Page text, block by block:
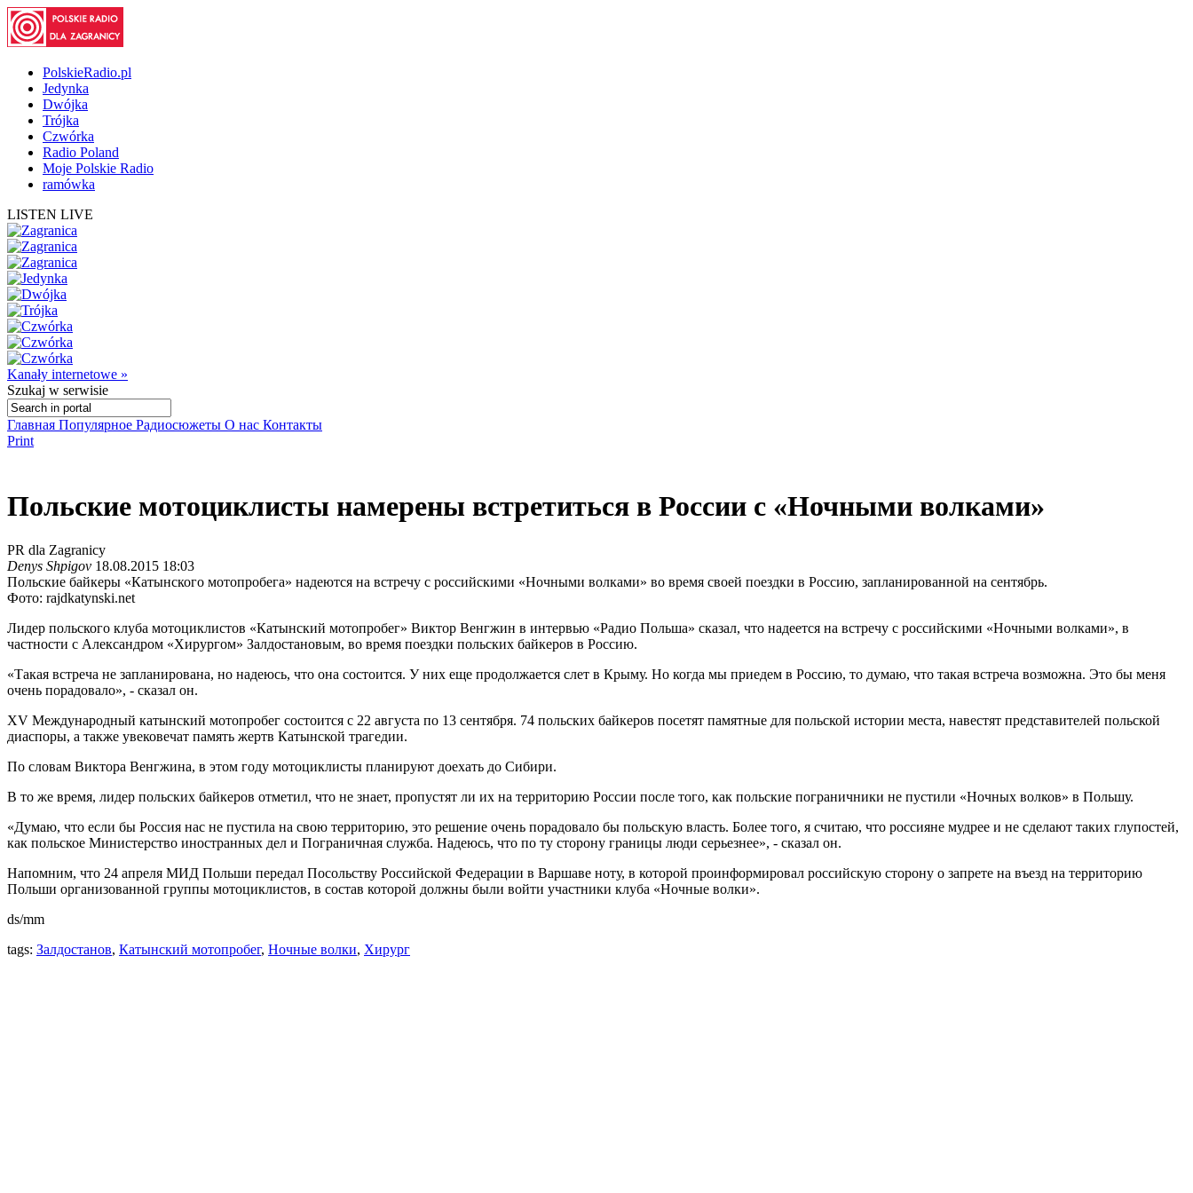
PolskieRadio.pl
Jedynka
Dwójka
Trójka
Czwórka
Radio Poland
Moje Polskie Radio
ramówka
LISTEN LIVE
Kanały internetowe »
Szukaj w serwisie
Главная Популярное Радиосюжеты О нас Контакты
Print
Польские мотоциклисты намерены встретиться в России c «Ночными волками»
PR dla Zagranicy
Denys Shpigov 18.08.2015 18:03
Польские байкеры «Катынского мотопробега» надеются на встречу с российскими «Ночными волками» во время своей поездки в Россию, запланированной на сентябрь.
Фото: rajdkatynski.net
Лидер польского клуба мотоциклистов «Катынский мотопробег» Виктор Венгжин в интервью «Радио Польша» сказал, что надеется на встречу с российскими «Ночными волками», в
частности с Александром «Хирургом» Залдостановым, во время поездки польских байкеров в Россию.
«Такая встреча не запланирована, но надеюсь, что она состоится. У них еще продолжается слет в Крыму. Но когда мы приедем в Россию, то думаю, что такая встреча возможна. Это бы меня
очень порадовало», - сказал он.
XV Международный катынский мотопробег состоится с 22 августа по 13 сентября. 74 польских байкеров посетят памятные для польской истории места, навестят представителей польской
диаспоры, а также увековечат память жертв Катынской трагедии.
По словам Виктора Венгжина, в этом году мотоциклисты планируют доехать до Сибири.
В то же время, лидер польских байкеров отметил, что не знает, пропустят ли их на территорию России после того, как польские пограничники не пустили «Ночных волков» в Польшу.
«Думаю, что если бы Россия нас не пустила на свою территорию, это решение очень порадовало бы польскую власть. Более того, я считаю, что россияне мудрее и не сделают таких глупостей,
как польское Министерство иностранных дел и Пограничная служба. Надеюсь, что по ту сторону границы люди серьезнее», - сказал он.
Напомним, что 24 апреля МИД Польши передал Посольству Российской Федерации в Варшаве ноту, в которой проинформировал российскую сторону о запрете на въезд на территорию
Польши организованной группы мотоциклистов, в состав которой должны были войти участники клуба «Ночные волки».
ds/mm
tags: Залдостанов, Катынский мотопробег, Ночные волки, Хирург